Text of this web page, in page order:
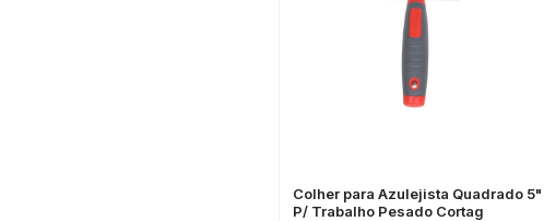
Colher para Azulejista Quadrado 5"
P/ Trabalho Pesado Cortag